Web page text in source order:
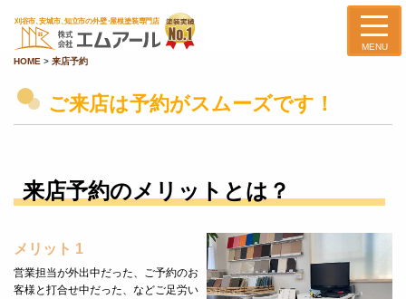
MENU
HOME > 来店予約
ご来店は予約がスムーズです！
来店予約のメリットとは？
メリット 1
営業担当が外出中だった、ご予約のお
客様と打合せ中だった、などご足労い